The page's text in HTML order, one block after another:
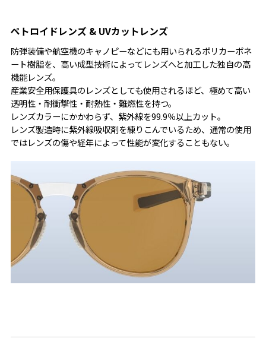
ペトロイドレンズ & UVカットレンズ
防弾装備や航空機のキャノピーなどにも用いられるポリカーボネ
ート樹脂を、高い成型技術によってレンズへと加工した独自の高
機能レンズ。
産業安全用保護具のレンズとしても使用されるほど、極めて高い
透明性・耐衝撃性・耐熱性・難燃性を持つ。
レンズカラーにかかわらず、紫外線を99.9％以上カット。
レンズ製造時に紫外線吸収剤を練りこんでいるため、通常の使用
ではレンズの傷や経年によって性能が変化することもない。